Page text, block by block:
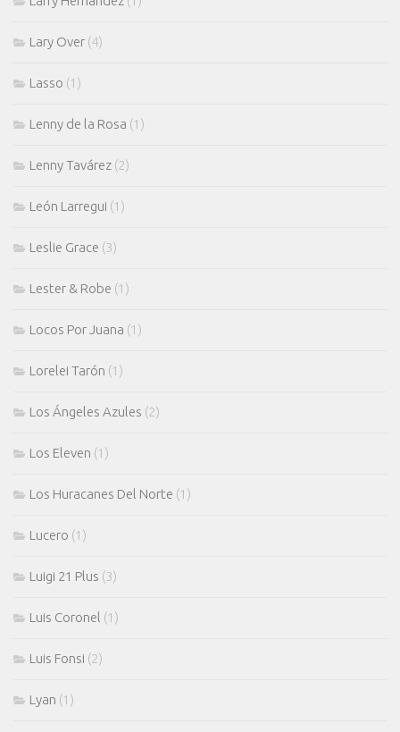
Lary Over (4)
Lasso (1)
Lenny de la Rosa (1)
Lenny Tavárez (2)
León Larregui (1)
Leslie Grace (3)
Lester & Robe (1)
Locos Por Juana (1)
Lorelei Tarón (1)
Los Ángeles Azules (2)
Los Eleven (1)
Los Huracanes Del Norte (1)
Lucero (1)
Luigi 21 Plus (3)
Luis Coronel (1)
Luis Fonsi (2)
Lyan (1)